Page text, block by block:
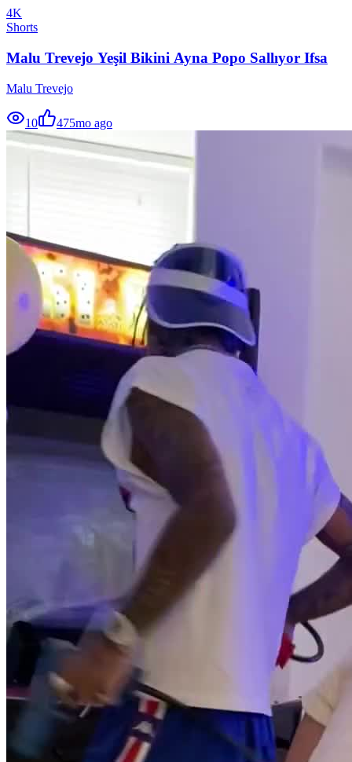
4K
Shorts
Malu Trevejo Yeşil Bikini Ayna Popo Sallıyor Ifsa
Malu Trevejo
10 475mo ago